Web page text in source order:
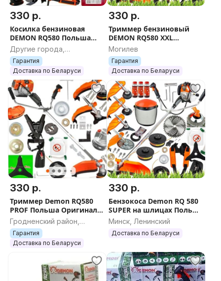
330 р.
Косилка бензиновая
DEMON RQ580 Польша
шлицы оригинал
бензокоса
Другие города,
Гомельская область
Гарантия
Доставка по Беларуси
330 р.
Триммер бензиновый
DEMON RQ580 XXL
Польша на шлицах
оригинал бензокоса
мотокоса коса
бензиновая
Могилев
Гарантия
Доставка по Беларуси
330 р.
Триммер Demon RQ580
PROF Польша Оригинал
шлицы мотокоса коса
бензиновая
Гродненский район,
Гродненская область
Гарантия
Доставка по Беларуси
330 р.
Бензокоса Demon RQ 580
SUPER на шлицах Польша
Оригинал Триммер
Минск, Ленинский
Доставка по Беларуси